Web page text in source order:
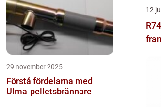
29 november 2025
Förstå fördelarna med
Ulma-pelletsbrännare
12
R744